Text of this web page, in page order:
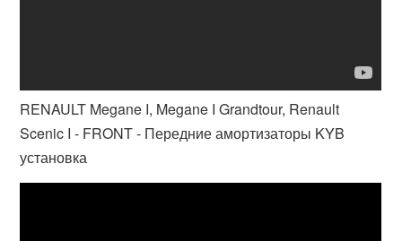
RENAULT Megane I, Megane I Grandtour, Renault
Scenic I - FRONT - Передние амортизаторы KYB
установка